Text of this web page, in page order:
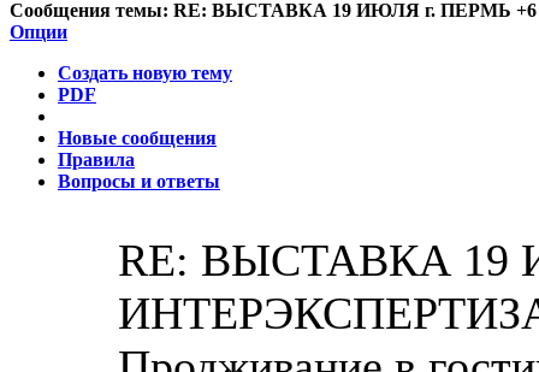
Сообщения темы: RE: ВЫСТАВКА 19 ИЮЛЯ г. ПЕРМЬ
Опции
Создать новую тему
PDF
Новые сообщения
Правила
Вопросы и ответы
RE: ВЫСТАВКА